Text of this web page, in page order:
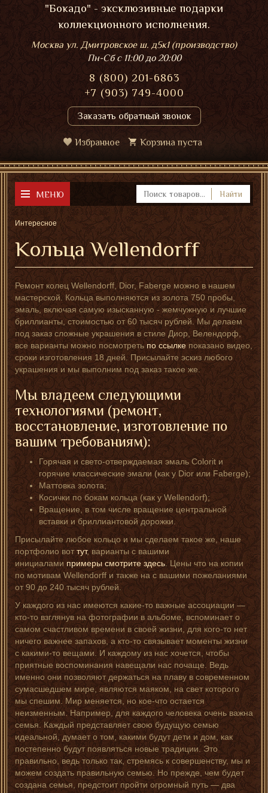
"Бокадо" - эксклюзивные подарки
коллекционного исполнения.
Москва ул. Дмитровское ш. д5к1 (производство)
Пн-Сбс 11:00 до 20:00
8 (800) 201-6863
+7 (903) 749-4000
Заказать обратный звонок
Избранное Корзина пуста
МЕНЮ Найти
Интересное
Кольца Wellendorff
Ремонт колец Wellendorff, Dior, Faberge можно в нашем
мастерской. Кольца выполняются из золота 750 пробы,
эмаль, включая самую изысканную - жемчужную и лучшие
бриллианты, стоимостью от 60 тысяч рублей. Мы делаем
под заказ сложные украшения в стиле Диор, Велендорф,
все варианты можно посмотретьпо ссылкепоказано видео,
сроки изготовления 18 дней. Присылайте эскиз любого
украшения и мы выполним под заказ такое же.
Мы владеем следующими
технологиями (ремонт,
восстановление, изготовление по
вашим требованиям):
Горячая и свето-отверждаемая эмаль Colorit и
горячие классические эмали (как у Dior или Faberge);
Маттовка золота;
Косички по бокам кольца (как у Wellendorf);
Вращение, в том числе вращение центральной
вставки и бриллиантовой дорожки.
Присылайте любое кольцо и мы сделаем такое же, наше
портфолио воттут, варианты с вашими
инициаламипримеры смотрите здесь. Цены что на копии
по мотивам Wellendorff и также на с вашими пожеланиями
от 90 до 240 тысяч рублей.
У каждого из нас имеются какие-то важные ассоциации —
кто-то взглянув на фотографии в альбоме, вспоминает о
самом счастливом времени в своей жизни, для кого-то нет
ничего важнее запахов, а кто-то связывает моменты жизни
с какими-то вещами. И каждому из нас хочется, чтобы
приятные воспоминания навещали нас почаще. Ведь
именно они позволяют держаться на плаву в современном
сумасшедшем мире, являются маяком, на свет которого
мы спешим. Мир меняется, но кое-что остается
неизменным. Например, для каждого человека очень важна
семья. Каждый представляет свою будущую семью
идеальной, думает о том, какими будут дети и дом, как
постепенно будут появляться новые традиции. Это
правильно, ведь только так, стремясь к совершенству, мы и
можем создать правильную семью. Но прежде, чем будет
создана семья, предстоит пройти огромный путь — два